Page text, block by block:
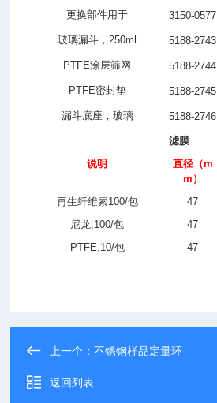
更换部件用于 3150-0577
玻璃漏斗，250ml 5188-2743
PTFE涂层筛网 5188-2744
PTFE密封垫 5188-2745
漏斗底座，玻璃 5188-2746
滤膜
说明
直径（m
m）
再生纤维素100/包 47
尼龙,100/包 47
PTFE,10/包 47
上一个：不锈钢样品定量环
返回列表